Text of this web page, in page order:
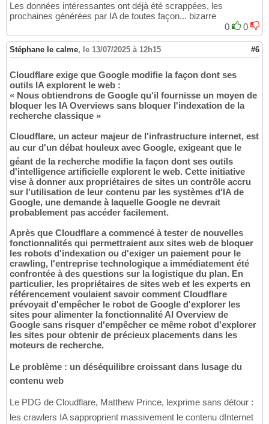
Les données intéressantes ont déjà été scrappées, les
prochaines générées par IA de toutes façon... bizarre
0
0
Stéphane le calme, le 13/07/2025 à 12h15 #6
Cloudflare exige que Google modifie la façon dont ses
outils IA explorent le web :
« Nous obtiendrons de Google qu'il fournisse un moyen de
bloquer les IA Overviews sans bloquer l'indexation de la
recherche classique »
Cloudflare, un acteur majeur de l'infrastructure internet, est
au cur d'un débat houleux avec Google, exigeant que le
géant de la recherche modifie la façon dont ses outils
d'intelligence artificielle explorent le web. Cette initiative
vise à donner aux propriétaires de sites un contrôle accru
sur l'utilisation de leur contenu par les systèmes d'IA de
Google, une demande à laquelle Google ne devrait
probablement pas accéder facilement.
Après que Cloudflare a commencé à tester de nouvelles
fonctionnalités qui permettraient aux sites web de bloquer
les robots d'indexation ou d'exiger un paiement pour le
crawling, l'entreprise technologique a immédiatement été
confrontée à des questions sur la logistique du plan. En
particulier, les propriétaires de sites web et les experts en
référencement voulaient savoir comment Cloudflare
prévoyait d'empêcher le robot de Google d'explorer les
sites pour alimenter la fonctionnalité AI Overview de
Google sans risquer d'empêcher ce même robot d'explorer
les sites pour obtenir de précieux placements dans les
moteurs de recherche.
Le problème : un déséquilibre croissant dans lusage du
contenu web
Le PDG de Cloudflare, Matthew Prince, lexprime sans détour :
les crawlers IA sapproprient massivement le contenu dInternet